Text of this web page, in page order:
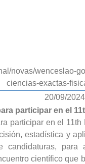
novas/wenceslao-
ciencias-exactas-
20/09/2024
participar en el
participar en el
estadística y
candidaturas,
científico que